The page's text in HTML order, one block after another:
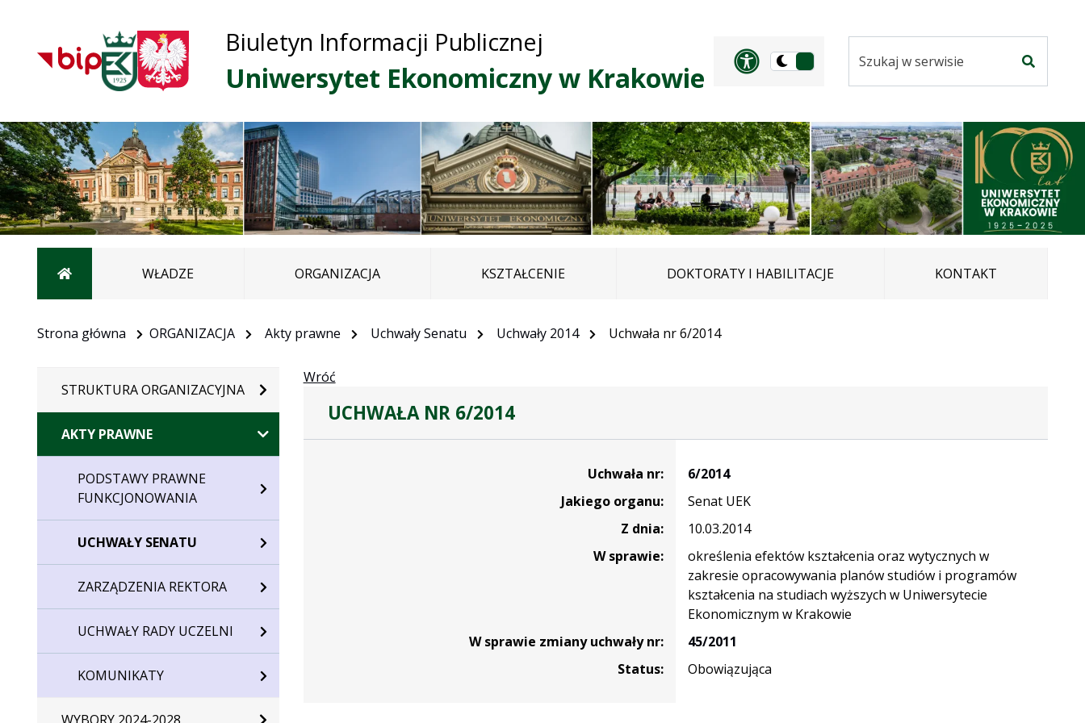
głównego menu
Przejdź do treści
Przejdź do mapy
serwisu
Biuletyn Informacji Publicznej
Uniwersytet Ekonomiczny w Krakowie
Panel dostosowania
Przełącz
ciemną
serwisie
Strona głównaWŁADZE ORGANIZACJA KSZTAŁCENIE DOKTORATY I HABILITACJE KONTAKT
Strona główna ORGANIZACJA Akty prawne Uchwały Senatu Uchwały 2014 Uchwała nr 6/2014
STRUKTURA ORGANIZACYJNA
AKTY PRAWNE
PODSTAWY PRAWNE
FUNKCJONOWANIA
UCHWAŁY SENATU
ZARZĄDZENIA REKTORA
UCHWAŁY RADY UCZELNI
KOMUNIKATY
Wróć
UCHWAŁA NR 6/2014
Uchwała nr:
6/2014
Jakiego organu:
Senat UEK
Z dnia:
10.03.2014
W sprawie:
określenia efektów kształcenia oraz wytycznych w
zakresie opracowywania planów studiów i programów
kształcenia na studiach wyższych w Uniwersytecie
Ekonomicznym w Krakowie
W sprawie zmiany uchwały nr:
45/2011
Status:
Obowiązująca